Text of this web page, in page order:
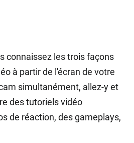
connaissez les trois façons
à partir de l'écran de votre
simultanément, allez-y et
des tutoriels vidéo
de réaction, des gameplays,